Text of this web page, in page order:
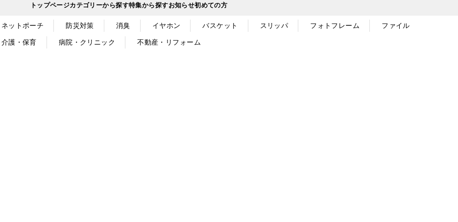
トップページカテゴリーから探す特集から探すお知らせ初めての方
ネットポーチ 防災対策 消臭 イヤホン バスケット スリッパ フォトフレーム ファイル
介護・保育 病院・クリニック 不動産・リフォーム